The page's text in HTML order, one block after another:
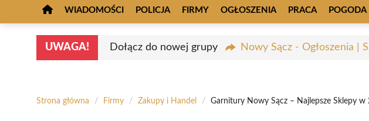
WIADOMOŚCI POLICJA FIRMY OGŁOSZENIA PRACA POGODA
UWAGA! Dołącz do nowej grupy Nowy Sącz - Ogłoszenia |
Strona główna / Firmy / Zakupy i Handel / Garnitury Nowy Sącz – Najlepsze Sklepy w